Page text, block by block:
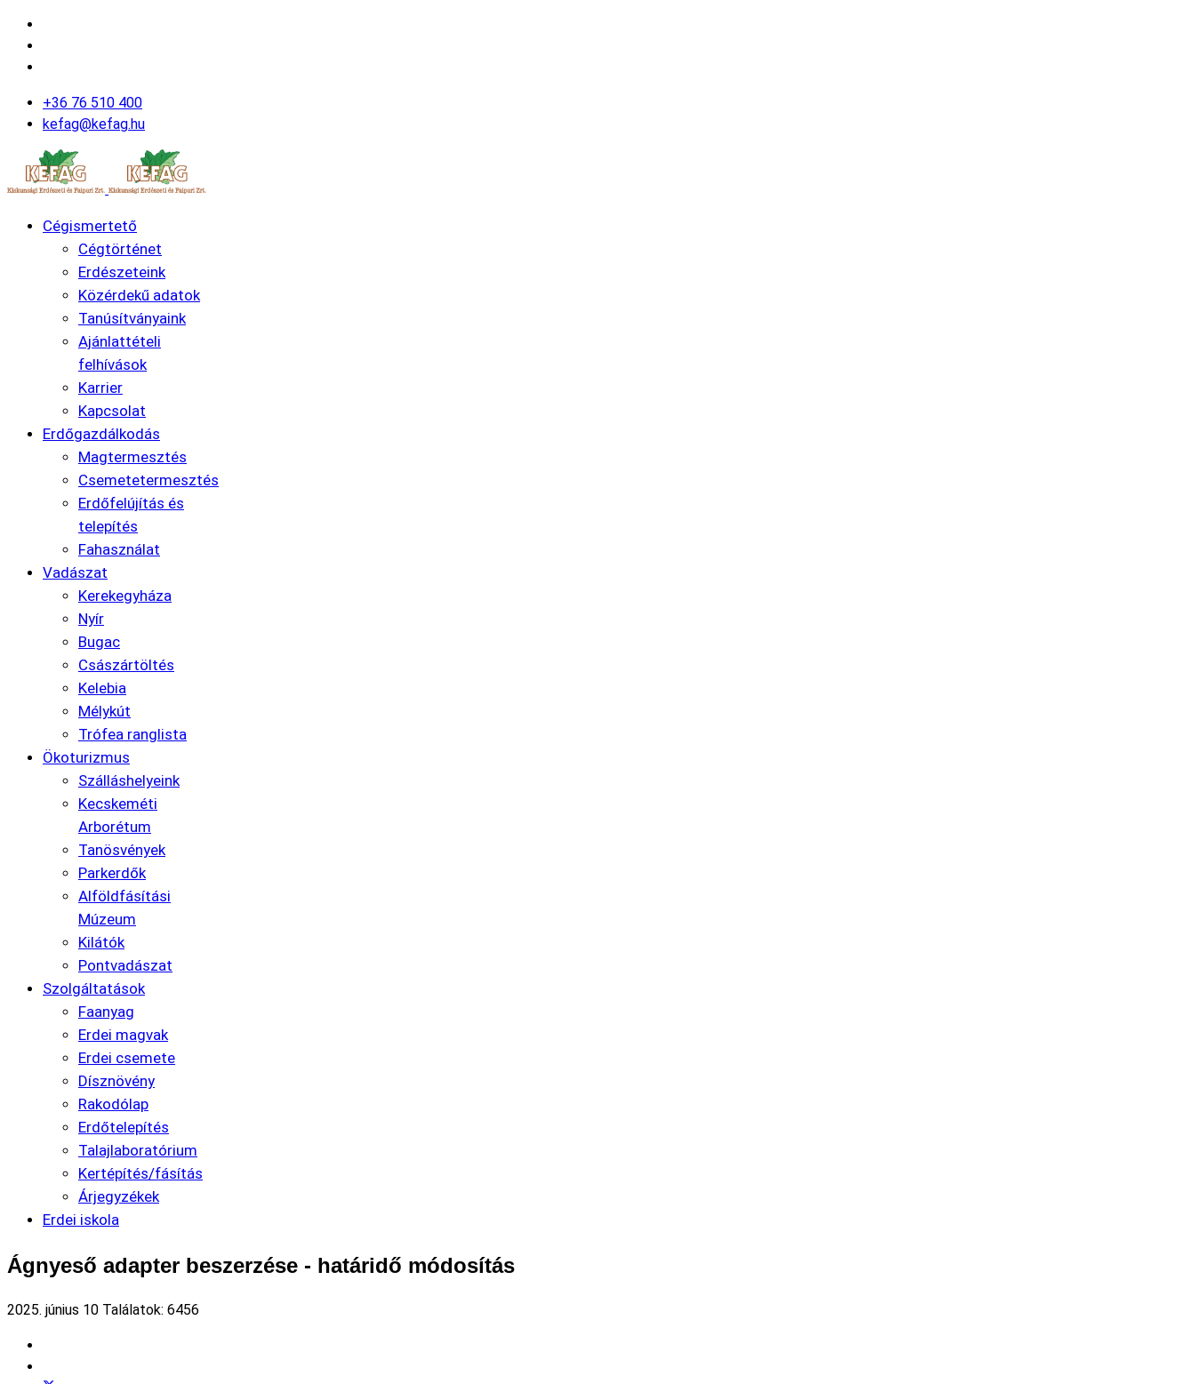
+36 76 510 400
kefag@kefag.hu
Cégismertető
Cégtörténet
Erdészeteink
Közérdekű adatok
Tanúsítványaink
Ajánlattételi
felhívások
Karrier
Kapcsolat
Erdőgazdálkodás
Magtermesztés
Csemetetermesztés
Erdőfelújítás és
telepítés
Fahasználat
Vadászat
Kerekegyháza
Nyír
Bugac
Császártöltés
Kelebia
Mélykút
Trófea ranglista
Ökoturizmus
Szálláshelyeink
Kecskeméti
Arborétum
Tanösvények
Parkerdők
Alföldfásítási
Múzeum
Kilátók
Pontvadászat
Szolgáltatások
Faanyag
Erdei magvak
Erdei csemete
Dísznövény
Rakodólap
Erdőtelepítés
Talajlaboratórium
Kertépítés/fásítás
Árjegyzékek
Erdei iskola
Ágnyeső adapter beszerzése - határidő módosítás
2025. június 10 Találatok: 6456